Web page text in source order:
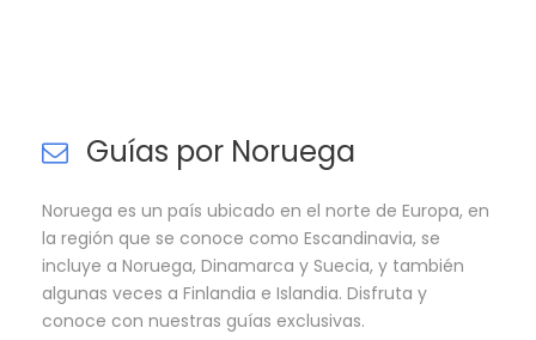
Guías por Noruega
Noruega es un país ubicado en el norte de Europa, en
la región que se conoce como Escandinavia, se
incluye a Noruega, Dinamarca y Suecia, y también
algunas veces a Finlandia e Islandia. Disfruta y
conoce con nuestras guías exclusivas.